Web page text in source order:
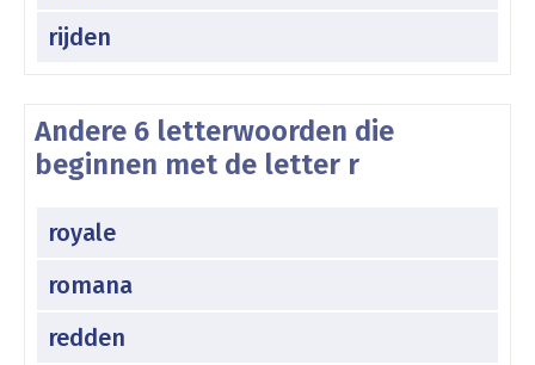
rijden
Andere 6 letterwoorden die
beginnen met de letter r
royale
romana
redden